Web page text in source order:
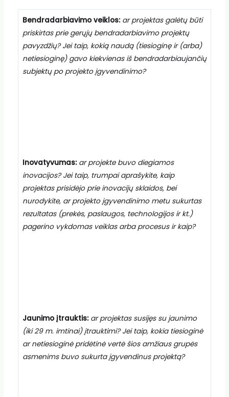
Bendradarbiavimo veiklos: ar projektas galėtų būti
priskirtas prie gerųjų bendradarbiavimo projektų
pavyzdžių? Jei taip, kokią naudą (tiesioginę ir (arba)
netiesioginę) gavo kiekvienas iš bendradarbiaujančių
subjektų po projekto įgyvendinimo?
Inovatyvumas: ar projekte buvo diegiamos
inovacijos? Jei taip, trumpai aprašykite, kaip
projektas prisidėjo prie inovacijų sklaidos, bei
nurodykite, ar projekto įgyvendinimo metu sukurtas
rezultatas (prekės, paslaugos, technologijos ir kt.)
pagerino vykdomas veiklas arba procesus ir kaip?
Jaunimo įtrauktis: ar projektas susijęs su jaunimo
(iki 29 m. imtinai) įtrauktimi? Jei taip, kokia tiesioginė
ar netiesioginė pridėtinė vertė šios amžiaus grupės
asmenims buvo sukurta įgyvendinus projektą?